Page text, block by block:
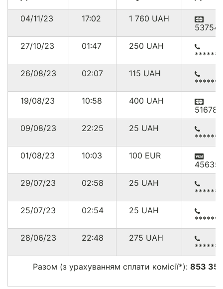
04/11/23 17:02 1 760 UAH
27/10/23
01:47 250 UAH
26/08/23
02:07 115 UAH
19/08/23
10:58 400 UAH
09/08/23
22:25 25 UAH
01/08/23
10:03 100 EUR
29/07/23
02:58 25 UAH
25/07/23
02:54 25 UAH
28/06/23
22:48 275 UAH
Разом (з урахуванням сплати комісії*): 853